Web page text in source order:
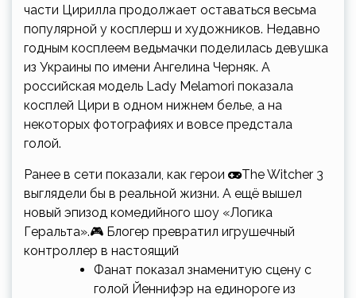
части Цирилла продолжает оставаться весьма
популярной у косплерш и художников. Недавно
годным косплеем ведьмачки поделилась девушка
из Украины по имени Ангелина Черняк. А
российская модель Lady Melamori показала
косплей Цири в одном нижнем белье, а на
некоторых фотографиях и вовсе предстала
голой.
Ранее в сети показали, как герои
The Witcher 3
выглядели бы в реальной жизни. А ещё вышел
новый эпизод комедийного шоу «Логика
Геральта».🎮 Блогер превратил игрушечный
контроллер в настоящий
Фанат показал знаменитую сцену с
голой Йеннифэр на единороге из